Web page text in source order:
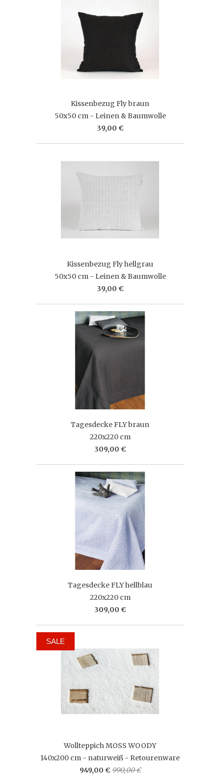
Kissenbezug Fly braun
50x50 cm - Leinen & Baumwolle
39,00 €
Kissenbezug Fly hellgrau
50x50 cm - Leinen & Baumwolle
39,00 €
Tagesdecke FLY braun
220x220 cm
309,00 €
Tagesdecke FLY hellblau
220x220 cm
309,00 €
Wollteppich MOSS WOODY
140x200 cm - naturweiß - Retourenware
949,00 €990,00 €
SALE